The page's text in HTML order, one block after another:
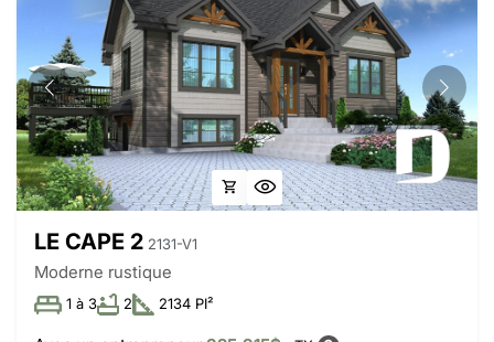
LE CAPE 2 2131-V1
Moderne rustique
1 à 3 2 2134 PI²